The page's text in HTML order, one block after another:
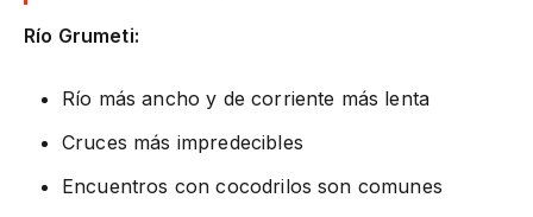
Río Grumeti:
Río más ancho y de corriente más lenta
Cruces más impredecibles
Encuentros con cocodrilos son comunes